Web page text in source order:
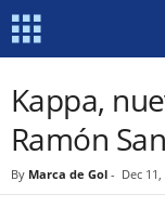
Kappa,
Ramón
By Marca de Gol - Dec